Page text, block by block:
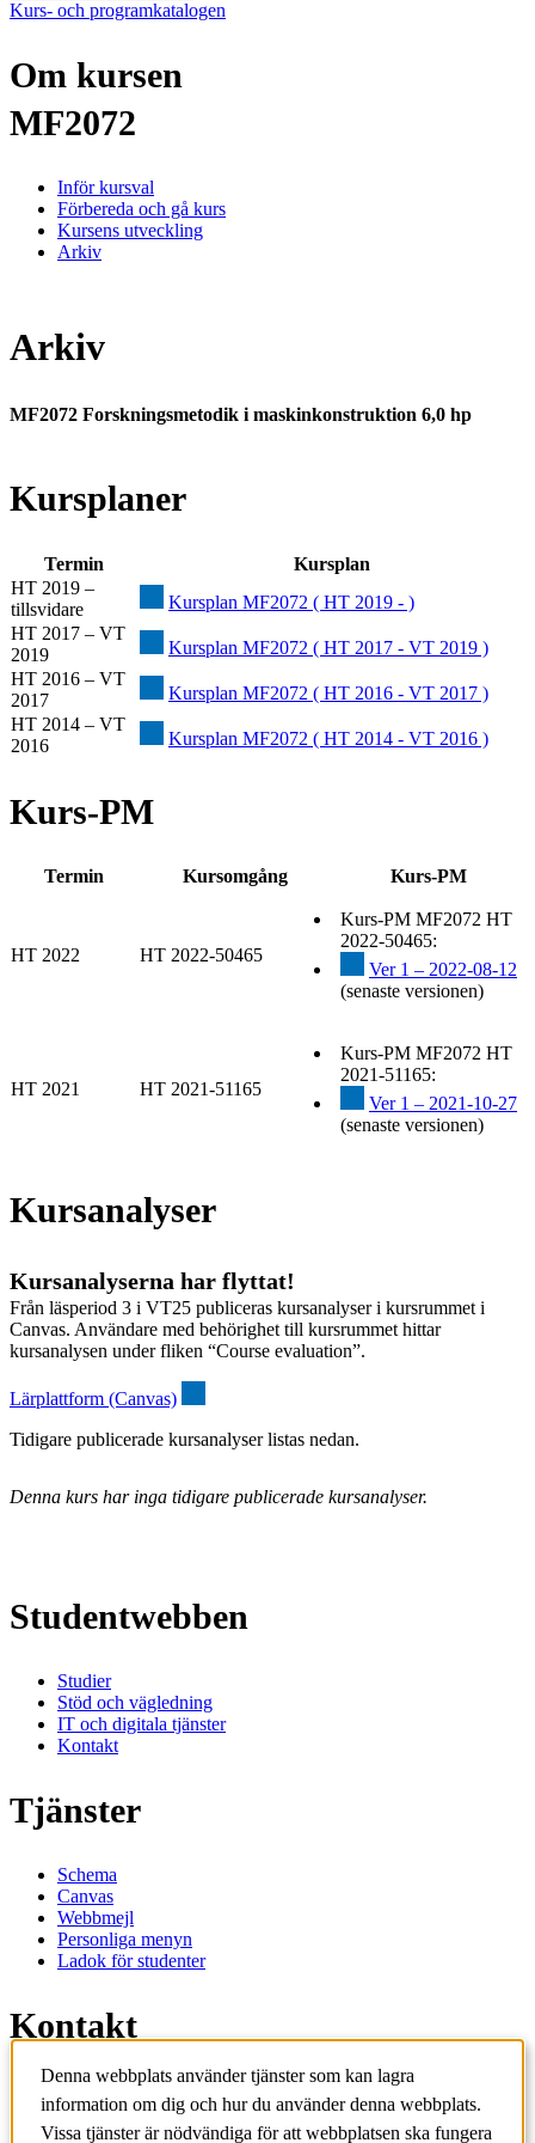
Kurs- och programkatalogen
Om kursen
MF2072
Inför kursval
Förbereda och gå kurs
Kursens utveckling
Arkiv
Arkiv
MF2072 Forskningsmetodik i maskinkonstruktion 6,0 hp
Kursplaner
Termin
Kursplan
HT 2019 –
tillsvidare
Kursplan MF2072 ( HT 2019 - )
HT 2017 – VT
2019
Kursplan MF2072 ( HT 2017 - VT 2019 )
HT 2016 – VT
2017
Kursplan MF2072 ( HT 2016 - VT 2017 )
HT 2014 – VT
2016
Kursplan MF2072 ( HT 2014 - VT 2016 )
Kurs-PM
Termin Kursomgång Kurs-PM
HT 2022 HT 2022-50465
Kurs-PM MF2072 HT
2022-50465:
Ver 1 – 2022-08-12
(senaste versionen)
HT 2021 HT 2021-51165
Kurs-PM MF2072 HT
2021-51165:
Ver 1 – 2021-10-27
(senaste versionen)
Kursanalyser
Kursanalyserna har flyttat!
Från läsperiod 3 i VT25 publiceras kursanalyser i kursrummet i
Canvas. Användare med behörighet till kursrummet hittar
kursanalysen under fliken “Course evaluation”.
Lärplattform (Canvas)
Tidigare publicerade kursanalyser listas nedan.
Denna kurs har inga tidigare publicerade kursanalyser.
Studentwebben
Studier
Stöd och vägledning
IT och digitala tjänster
Kontakt
Tjänster
Schema
Canvas
Webbmejl
Personliga menyn
Ladok för studenter
Kontakt
Kontakta utbildningsprogram
Kontakta kurs
IT-support
Denna webbplats använder tjänster som kan lagra
information om dig och hur du använder denna webbplats.
Vissa tjänster är nödvändiga för att webbplatsen ska fungera